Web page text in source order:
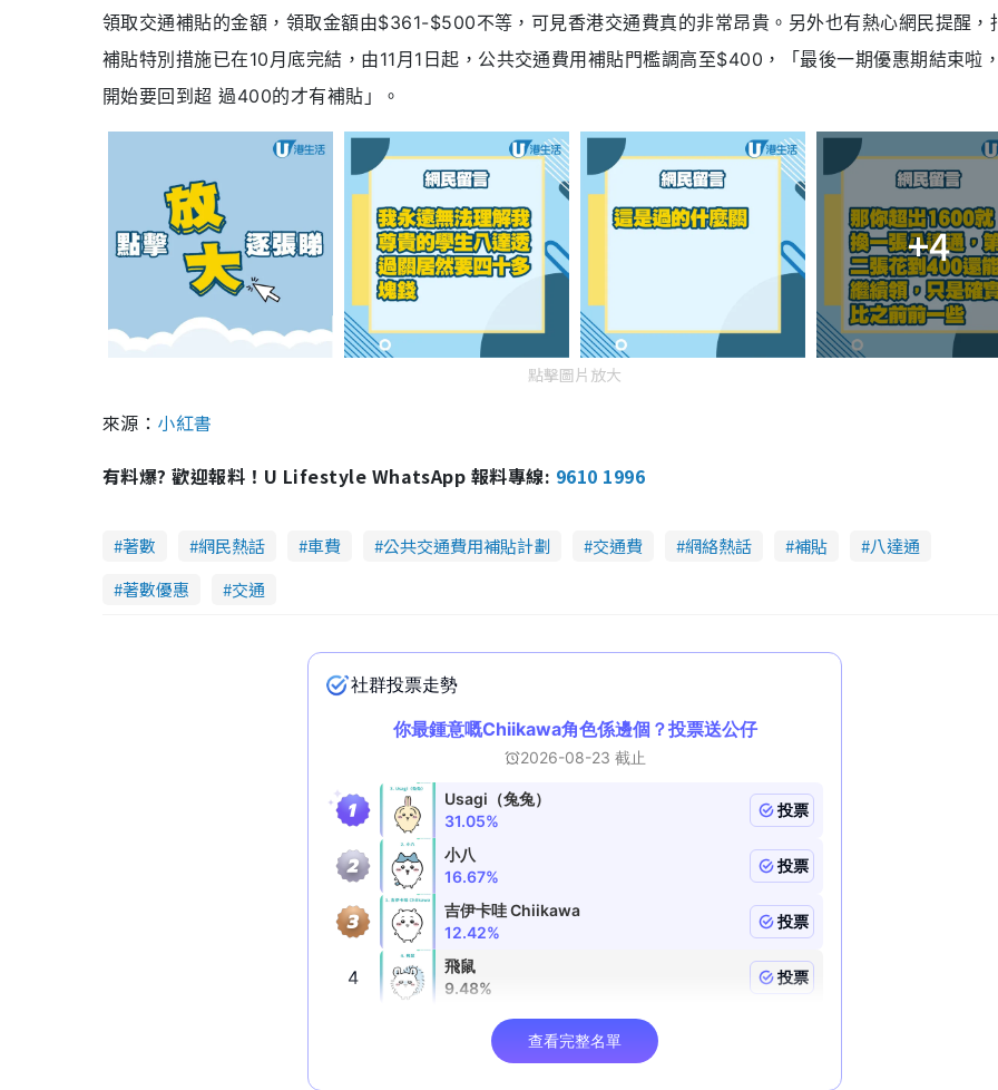
領取交通補貼的金額，領取金額由$361-$500不等，可見香港交通費真的非常昂貴 。另外也有熱心網民提醒，
補貼特別措施已在10月底完結，由11月1日起，公共交通費用補貼門檻調高至$400，「最後一期優惠期結束啦
開始要回到超 過400的才有補貼」。
+4
點擊圖片放大
來源： 小紅書
有料爆? 歡迎報料！U Lifestyle WhatsApp 報料專線: 9610 1996
著數 網民熱話 車費 公共交通費用補貼計劃 交通費 網絡熱話 補貼
八達通
著數優惠
交通